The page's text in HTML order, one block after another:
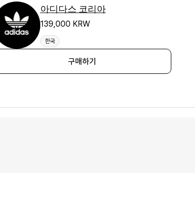
아디다스 코리아
139,000 KRW
한국
구매하기